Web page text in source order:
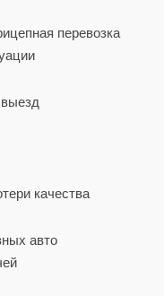
перевозка
качества
авто